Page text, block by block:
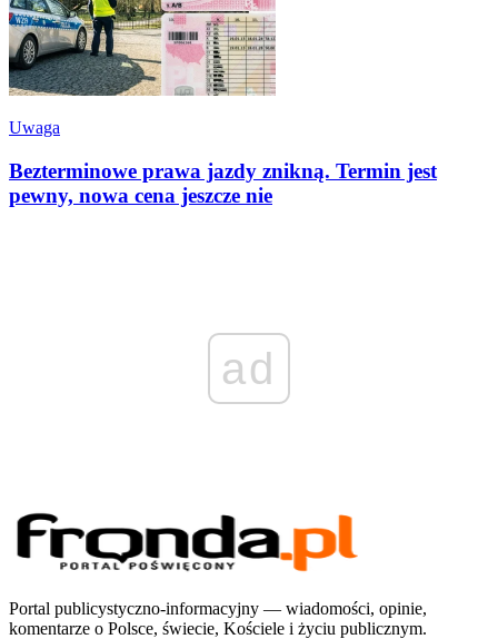
Uwaga
Bezterminowe prawa jazdy znikną. Termin jest
pewny, nowa cena jeszcze nie
ad
Portal publicystyczno-informacyjny — wiadomości, opinie,
komentarze o Polsce, świecie, Kościele i życiu publicznym.